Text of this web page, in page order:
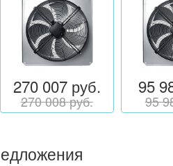
270 007 руб.
270 008 руб.
95
95